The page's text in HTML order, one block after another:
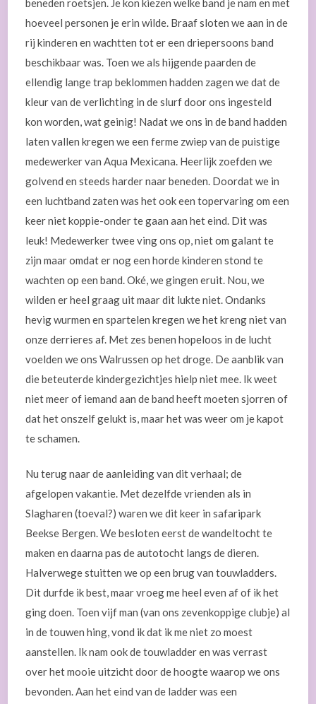
hoeveel personen je erin wilde. Braaf sloten we aan in de
rij kinderen en wachtten tot er een driepersoons band
beschikbaar was. Toen we als hijgende paarden de
ellendig lange trap beklommen hadden zagen we dat de
kleur van de verlichting in de slurf door ons ingesteld
kon worden, wat geinig! Nadat we ons in de band hadden
laten vallen kregen we een ferme zwiep van de puistige
medewerker van Aqua Mexicana. Heerlijk zoefden we
golvend en steeds harder naar beneden. Doordat we in
een luchtband zaten was het ook een topervaring om een
keer niet koppie-onder te gaan aan het eind. Dit was
leuk! Medewerker twee ving ons op, niet om galant te
zijn maar omdat er nog een horde kinderen stond te
wachten op een band. Oké, we gingen eruit. Nou, we
wilden er heel graag uit maar dit lukte niet. Ondanks
hevig wurmen en spartelen kregen we het kreng niet van
onze derrieres af. Met zes benen hopeloos in de lucht
voelden we ons Walrussen op het droge. De aanblik van
die beteuterde kindergezichtjes hielp niet mee. Ik weet
niet meer of iemand aan de band heeft moeten sjorren of
dat het onszelf gelukt is, maar het was weer om je kapot
te schamen.
Nu terug naar de aanleiding van dit verhaal; de
afgelopen vakantie. Met dezelfde vrienden als in
Slagharen (toeval?) waren we dit keer in safaripark
Beekse Bergen. We besloten eerst de wandeltocht te
maken en daarna pas de autotocht langs de dieren.
Halverwege stuitten we op een brug van touwladders.
Dit durfde ik best, maar vroeg me heel even af of ik het
ging doen. Toen vijf man (van ons zevenkoppige clubje) al
in de touwen hing, vond ik dat ik me niet zo moest
aanstellen. Ik nam ook de touwladder en was verrast
over het mooie uitzicht door de hoogte waarop we ons
bevonden. Aan het eind van de ladder was een